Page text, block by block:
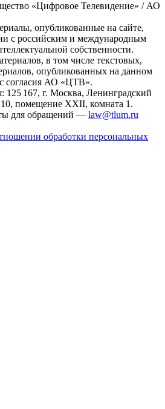
«Цифровое Телевидение» / АО
опубликованные на сайте,
с российским и международным
собственности.
в том числе текстовых,
опубликованных на данном
согласия АО «ЦТВ».
125 167, г. Москва, Ленинградский
помещение XXII, комната 1.
для обращений — law@tlum.ru
обработки персональных